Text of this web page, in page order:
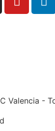
Valencia -